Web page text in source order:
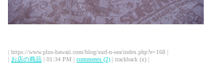
| https://www.plus-hawaii.com/blog/surf-n-sea/index.php?e=168 |
| お店の商品 | 01:34 PM | comments (2) | trackback (x) |